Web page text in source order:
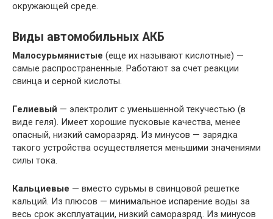
окружающей среде.
Виды автомобильных АКБ
Малосурьмянистые (еще их называют кислотные) —
самые распространенные. Работают за счет реакции
свинца и серной кислоты.
Гелиевый — электролит с уменьшенной текучестью (в
виде геля). Имеет хорошие пусковые качества, менее
опасный, низкий саморазряд. Из минусов — зарядка
такого устройства осуществляется меньшими значениями
силы тока.
Кальциевые — вместо сурьмы в свинцовой решетке
кальций. Из плюсов — минимальное испарение воды за
весь срок эксплуатации, низкий саморазряд. Из минусов